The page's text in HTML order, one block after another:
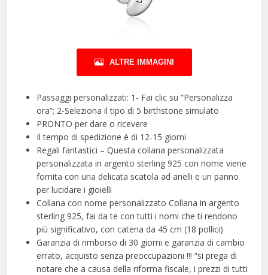
ALTRE IMMAGINI
Passaggi personalizzati: 1- Fai clic su “Personalizza
ora”; 2-Seleziona il tipo di 5 birthstone simulato
PRONTO per dare o ricevere
Il tempo di spedizione è di 12-15 giorni
Regali fantastici – Questa collana personalizzata
personalizzata in argento sterling 925 con nome viene
fornita con una delicata scatola ad anelli e un panno
per lucidare i gioielli
Collana con nome personalizzato Collana in argento
sterling 925, fai da te con tutti i nomi che ti rendono
più significativo, con catena da 45 cm (18 pollici)
Garanzia di rimborso di 30 giorni e garanzia di cambio
errato, acquisto senza preoccupazioni !!! “si prega di
notare che a causa della riforma fiscale, i prezzi di tutti